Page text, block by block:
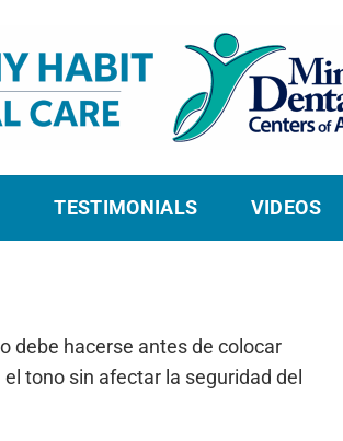
TESTIMONIALS VIDEOS
debe hacerse antes de colocar
tono sin afectar la seguridad del